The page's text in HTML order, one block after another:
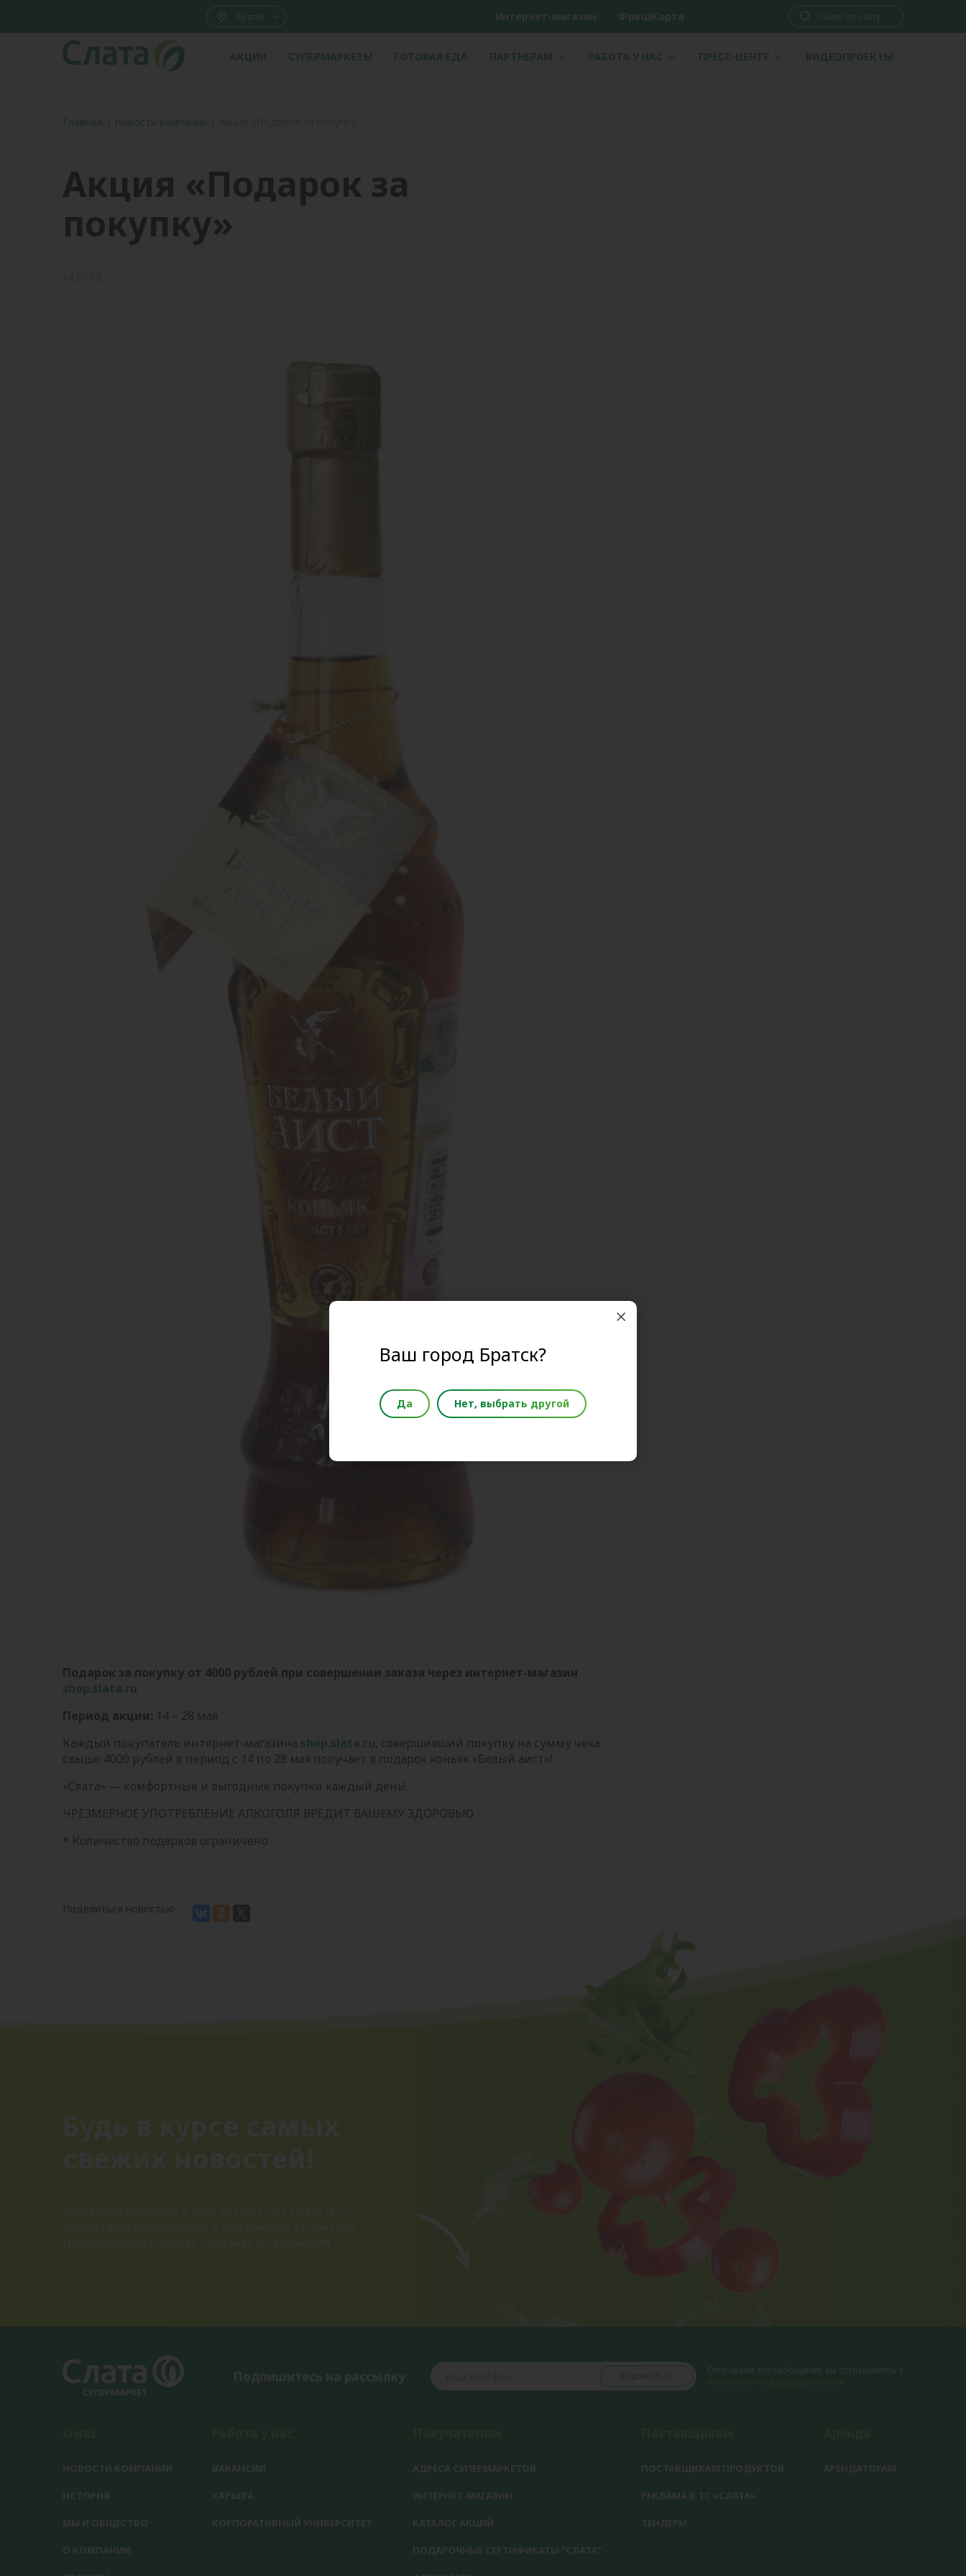
Братск Интернет-магазин ФрешКарта
АКЦИИ СУПЕРМАРКЕТЫ ГОТОВАЯ ЕДА ПАРТНЕРАМ РАБОТА У НАС ПРЕСС-ЦЕНТР ВИДЕОПРОЕКТЫ
Главная Новости компании
Акция «Подарок за
покупку»
Подарок за покупку от 4000 рублей при совершении заказа через интернет-магазин
shop.slata.ru
Период акции: 14 – 28 мая
Каждый покупатель интернет-магазина shop.slata.ru, совершивший покупку на сумму чека
свыше 4000 рублей в период с 14 по 28 мая получает в подарок коньяк «Белый аист»!
«Слата» — комфортные и выгодные покупки каждый день!
ЧРЕЗМЕРНОЕ УПОТРЕБЛЕНИЕ АЛКОГОЛЯ ВРЕДИТ ВАШЕМУ ЗДОРОВЬЮ
* Количество подарков ограничено
Поделиться новостью
Подпишитесь на рассылку Подписаться
Отправляя это сообщение, вы соглашаетесь с
НОВОСТИ КОМПАНИИ
ИСТОРИЯ
МЫ И ОБЩЕСТВО
О КОМПАНИИ
ВАКАНСИИ
КАРЬЕРА
КОРПОРАТИВНЫЙ УНИВЕРСИТЕТ
АДРЕСА СУПЕРМАРКЕТОВ
ИНТЕРНЕТ-МАГАЗИН
КАТАЛОГ АКЦИЙ
ПОДАРОЧНЫЕ СЕРТИФИКАТЫ "СЛАТА"
ПОСТАВЩИКАМ ПРОДУКТОВ
РЕКЛАМА В ТС «СЛАТА»
ТЕНДЕРЫ
АРЕНДАТОРАМ
Ваш город Братск?
Да Нет, выбрать другой